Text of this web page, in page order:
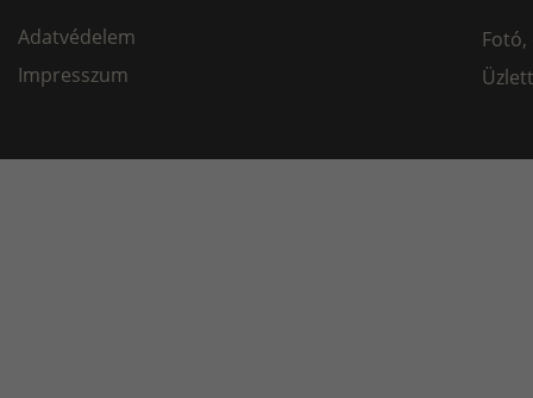
Adatvédelem
Impresszum
Fotó,